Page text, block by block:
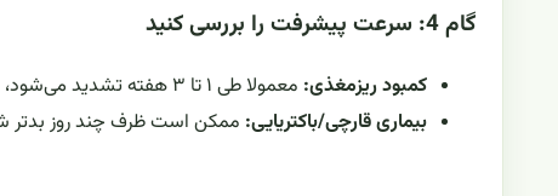
گام 4: سرعت پیشرفت را بررسی کنید
کمبود ریزمغذی: معمولا طی ۱ تا ۳ هفته تشدید می‌شود، به‌خصوص با رشد جدید.
بیماری قارچی/باکتریایی: ممکن است ظرف چند روز بدتر